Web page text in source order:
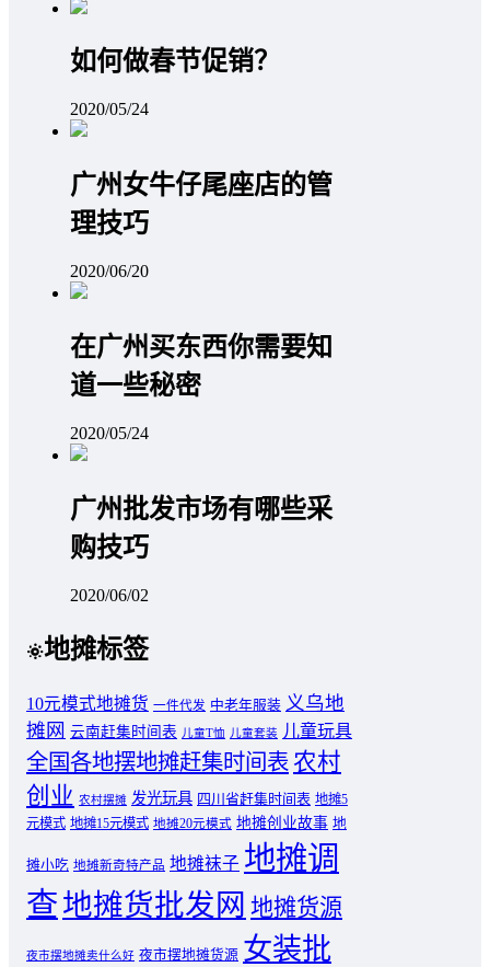
如何做春节促销？
2020/05/24
广州女牛仔尾座店的管
理技巧
2020/06/20
在广州买东西你需要知
道一些秘密
2020/05/24
广州批发市场有哪些采
购技巧
2020/06/02
地摊标签
10元模式地摊货 一件代发 中老年服装 义乌地
摊网 云南赶集时间表 儿童T恤 儿童套装 儿童玩具
全国各地摆地摊赶集时间表 农村
创业 农村摆摊 发光玩具 四川省赶集时间表 地摊5
元模式 地摊15元模式 地摊20元模式 地摊创业故事 地
摊小吃 地摊新奇特产品 地摊袜子 地摊调
查地摊货批发网 地摊货源
夜市摆地摊卖什么好 夜市摆地摊货源 女装批